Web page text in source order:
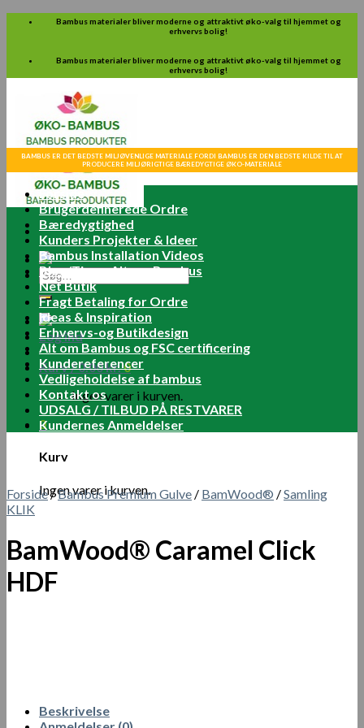
Skip
Bambus materialer bliver moderne og attraktivt øko-valg til hjemmet og
erhvervs bolig!
Bambus materialer bliver moderne og attraktivt øko-valg til hjemmet og
erhvervs bolig!
Søg
efter:
Log ind
Kurv /0.00kr.0
Ingen varer i kurven.
0
Kurv
Ingen varer i kurven.
BAMBUS ER DET BEDSTE MILJØVENLIGE MATERIALE FORDI BAMBUS ER DEN BEDSTE KILDE TIL AT
PRODUCERE MILJØRIGTIGE BÆREDYGTIGE ØKO-MATERIALE
Forside
Brugerdefinerede Ordre
Bæredygtighed
Kunders Projekter & Ideer
Bambus Installation Videos
Blog/Tips – Alt om Bambus
Net Butik
Fragt Betaling for Ordre
Ideas & Inspiration
Erhvervs-og Butikdesign
Alt om Bambus og FSC certificering
Kundereferencer
Vedligeholdelse af bambus
Kontakt os
UDSALG / TILBUD PÅ RESTVARER
Kundernes Anmeldelser
Forside/Bambus Premium Gulve / BamWood® /Samling
KLIK
BamWood® Caramel Click
HDF
Beskrivelse